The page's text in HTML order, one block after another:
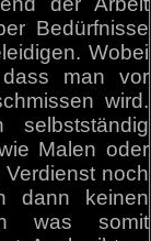
Bedürfnisse
Wobei
man vor
wird.
Malen oder
noch
dann keinen
was somit